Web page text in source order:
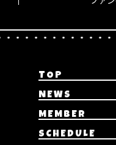
TOP
NEWS
MEMBER
SCHEDULE